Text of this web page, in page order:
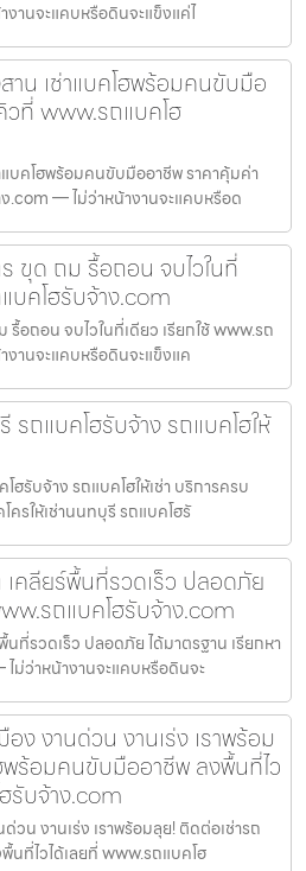
านจะแคบหรือดินจะแข็งแค่ไ
น เช่าแบคโฮพร้อมคนขับมือ
ที่ www.รถแบคโฮ
บคโฮพร้อมคนขับมืออาชีพ ราคาคุ้มค่า
.com — ไม่ว่าหน้างานจะแคบหรือด
ขุด ถม รื้อถอน จบไวในที่
บคโฮรับจ้าง.com
อถอน จบไวในที่เดียว เรียกใช้ www.รถ
านจะแคบหรือดินจะแข็งแค
รถแบคโฮรับจ้าง รถแบคโฮให้
ฮรับจ้าง รถแบคโฮให้เช่า บริการครบ
ครให้เช่านนทบุรี รถแบคโฮรั
เคลียร์พื้นที่รวดเร็ว ปลอดภัย
รถแบคโฮรับจ้าง.com
ที่รวดเร็ว ปลอดภัย ได้มาตรฐาน เรียกหา
ม่ว่าหน้างานจะแคบหรือดินจะ
ง งานด่วน งานเร่ง เราพร้อม
ร้อมคนขับมืออาชีพ ลงพื้นที่ไว
รับจ้าง.com
วน งานเร่ง เราพร้อมลุย! ติดต่อเช่ารถ
ที่ไวได้เลยที่ www.รถแบคโฮ